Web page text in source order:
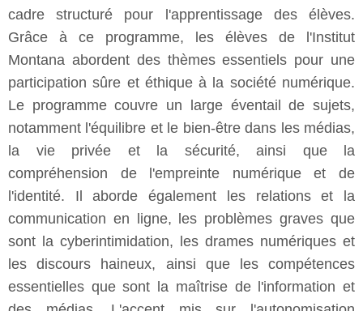
cadre structuré pour l'apprentissage des élèves.
Grâce à ce programme, les élèves de l'Institut
Montana abordent des thèmes essentiels pour une
participation sûre et éthique à la société numérique.
Le programme couvre un large éventail de sujets,
notamment l'équilibre et le bien-être dans les médias,
la vie privée et la sécurité, ainsi que la
compréhension de l'empreinte numérique et de
l'identité. Il aborde également les relations et la
communication en ligne, les problèmes graves que
sont la cyberintimidation, les drames numériques et
les discours haineux, ainsi que les compétences
essentielles que sont la maîtrise de l'information et